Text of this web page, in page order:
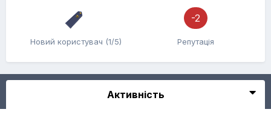
Новий користувач (1/5)
-2
Репутація
Активність